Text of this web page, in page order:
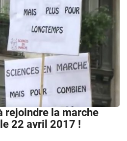
rejoindre la marche
22 avril 2017 !